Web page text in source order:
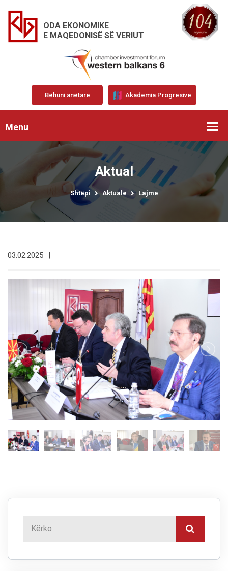
ODA EKONOMIKE
E MAQEDONISË SË VERIUT
Bëhuni anëtare Akademia Progresive
Menu
Aktual
Shtëpi Aktuale Lajme
03.02.2025 |